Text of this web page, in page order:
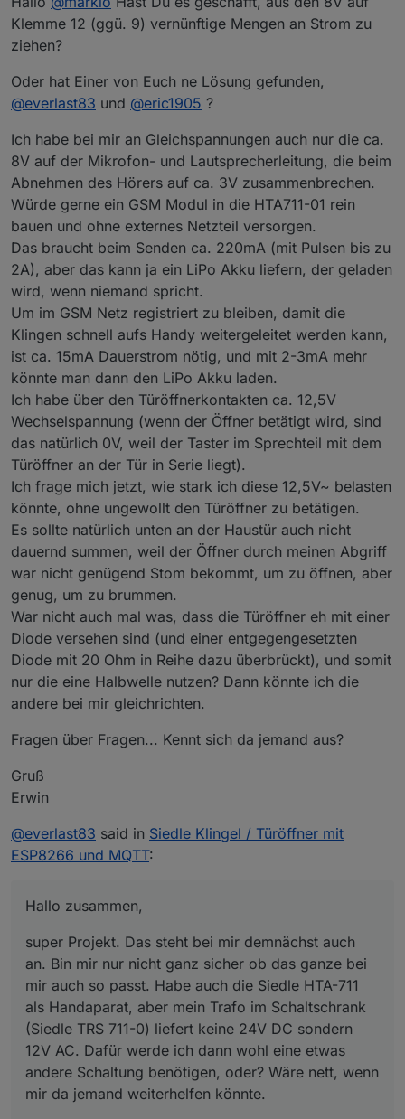
auch so passt. Habe auch die Siedle HTA-711 als
Handaparat, aber mein Trafo im Schaltschrank
Schaltung benötigen, oder? Wäre nett, wenn mir da
jemand weiterhelfen könnte.
VG
würde gerne zu bestimmten Zeiten den Klingelton
abschalten und mich nur via Handy benachrichtigen
EDIT2: Ok, ich habe es fast hinbekommen. Die
Schaltungen für das Klingelsignal und den Türöffner
den nodeMCU mit der Spannung vom Trafo
versorgen kann. Aktuell verwende ich noch einen
alten externen Wallplug. Aber ich hätte gerne alles
versteckt im Handgerät.
Klemme 12 (ggü. 9) vernünftige Mengen an Strom zu
ziehen?
Oder hat Einer von Euch ne Lösung gefunden,
@everlast83 und @eric1905 ?
Ich habe bei mir an Gleichspannungen auch nur die ca.
8V auf der Mikrofon- und Lautsprecherleitung, die beim
Abnehmen des Hörers auf ca. 3V zusammenbrechen.
Würde gerne ein GSM Modul in die HTA711-01 rein
bauen und ohne externes Netzteil versorgen.
Das braucht beim Senden ca. 220mA (mit Pulsen bis zu
2A), aber das kann ja ein LiPo Akku liefern, der geladen
wird, wenn niemand spricht.
Um im GSM Netz registriert zu bleiben, damit die
Klingen schnell aufs Handy weitergeleitet werden kann,
ist ca. 15mA Dauerstrom nötig, und mit 2-3mA mehr
könnte man dann den LiPo Akku laden.
Ich habe über den Türöffnerkontakten ca. 12,5V
Wechselspannung (wenn der Öffner betätigt wird, sind
das natürlich 0V, weil der Taster im Sprechteil mit dem
Türöffner an der Tür in Serie liegt).
Ich frage mich jetzt, wie stark ich diese 12,5V~ belasten
könnte, ohne ungewollt den Türöffner zu betätigen.
Es sollte natürlich unten an der Haustür auch nicht
dauernd summen, weil der Öffner durch meinen Abgriff
war nicht genügend Stom bekommt, um zu öffnen, aber
genug, um zu brummen.
War nicht auch mal was, dass die Türöffner eh mit einer
Diode versehen sind (und einer entgegengesetzten
Diode mit 20 Ohm in Reihe dazu überbrückt), und somit
nur die eine Halbwelle nutzen? Dann könnte ich die
andere bei mir gleichrichten.
Fragen über Fragen... Kennt sich da jemand aus?
Gruß
Erwin
@everlast83 said in Siedle Klingel / Türöffner mit
ESP8266 und MQTT:
Hallo zusammen,
super Projekt. Das steht bei mir demnächst auch
an. Bin mir nur nicht ganz sicher ob das ganze bei
mir auch so passt. Habe auch die Siedle HTA-711
als Handaparat, aber mein Trafo im Schaltschrank
(Siedle TRS 711-0) liefert keine 24V DC sondern
12V AC. Dafür werde ich dann wohl eine etwas
andere Schaltung benötigen, oder? Wäre nett, wenn
mir da jemand weiterhelfen könnte.